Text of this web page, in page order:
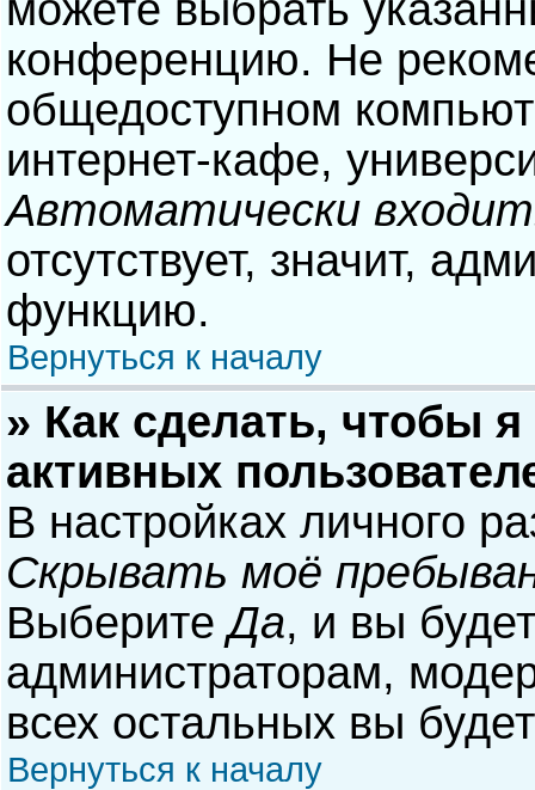
конференцию. Не
общедоступном
интернет-кафе,
Автоматически
отсутствует, значит,
функцию.
Вернуться к началу
» Как сделать, чтобы
активных
В настройках личного
Скрывать моё
ВыберитеДа, и вы
администраторам,
всех остальных вы
Вернуться к началу